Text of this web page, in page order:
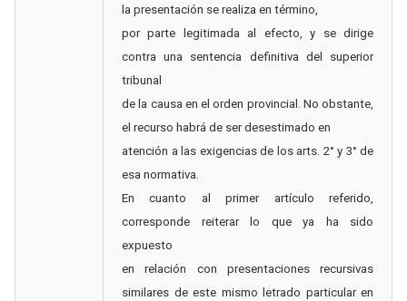
la presentación se realiza en término,
por parte legitimada al efecto, y se dirige
contra una sentencia definitiva del superior
tribunal
de la causa en el orden provincial. No obstante,
el recurso habrá de ser desestimado en
atención a las exigencias de los arts. 2° y 3° de
esa normativa.
En cuanto al primer artículo referido,
corresponde reiterar lo que ya ha sido
expuesto
en relación con presentaciones recursivas
similares de este mismo letrado particular en